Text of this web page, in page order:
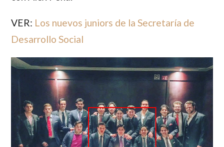
VER: Los nuevos juniors de la Secretaría de
Desarrollo Social